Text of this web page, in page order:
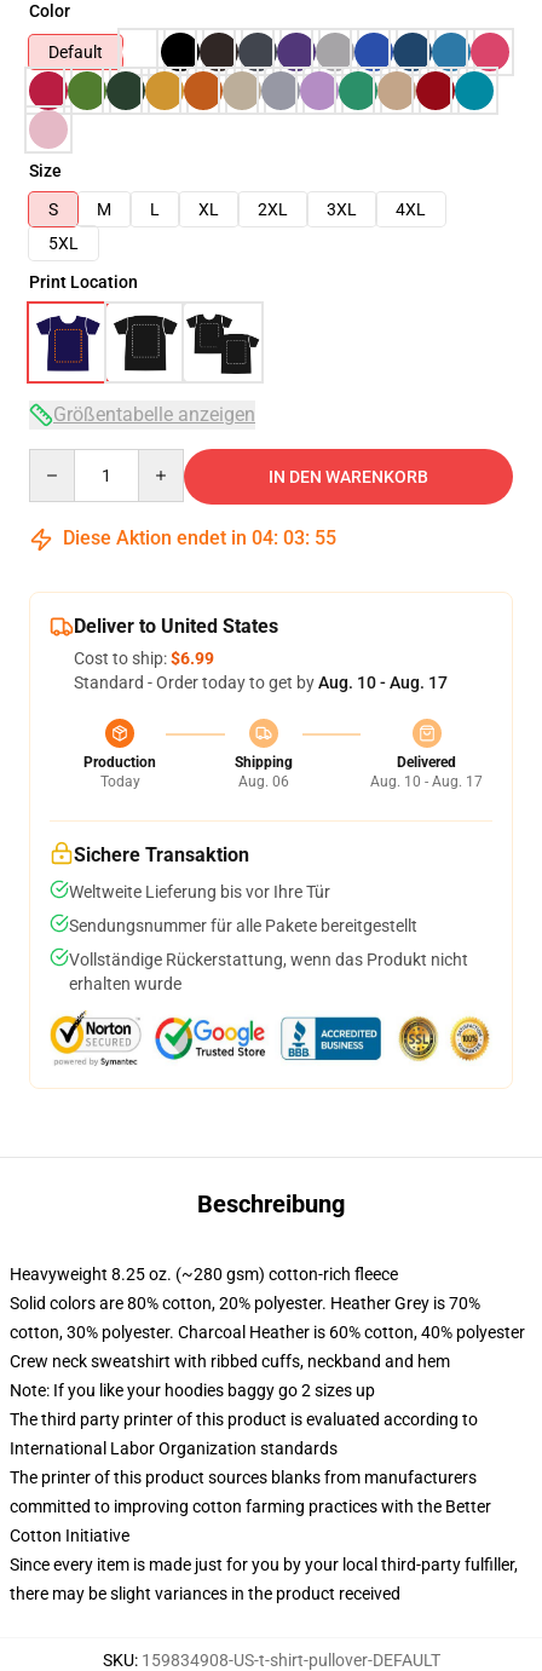
Color
Default
Size
S
M L XL 2XL 3XL
4XL
5XL
Print Location
Größentabelle anzeigen
IN DEN WARENKORB
Diese Aktion endet in 04: 03: 54
Deliver to United States
Cost to ship:$6.99
Standard - Order today to get byAug. 10 - Aug. 17
Production
Today
Shipping
Aug. 06
Delivered
Aug. 10 - Aug. 17
Sichere Transaktion
Weltweite Lieferung bis vor Ihre Tür
Sendungsnummer für alle Pakete bereitgestellt
Vollständige Rückerstattung, wenn das Produkt nicht
erhalten wurde
Beschreibung
Heavyweight 8.25 oz. (~280 gsm) cotton-rich fleece
Solid colors are 80% cotton, 20% polyester. Heather Grey is 70%
cotton, 30% polyester. Charcoal Heather is 60% cotton, 40% polyester
Crew neck sweatshirt with ribbed cuffs, neckband and hem
Note: If you like your hoodies baggy go 2 sizes up
The third party printer of this product is evaluated according to
International Labor Organization standards
The printer of this product sources blanks from manufacturers
committed to improving cotton farming practices with the Better
Cotton Initiative
Since every item is made just for you by your local third-party fulfiller,
there may be slight variances in the product received
SKU: 159834908-US-t-shirt-pullover-DEFAULT